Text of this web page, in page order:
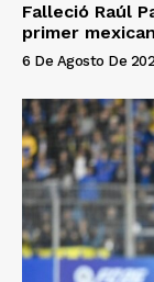
Falleció Raúl
primer
6 De Agosto De